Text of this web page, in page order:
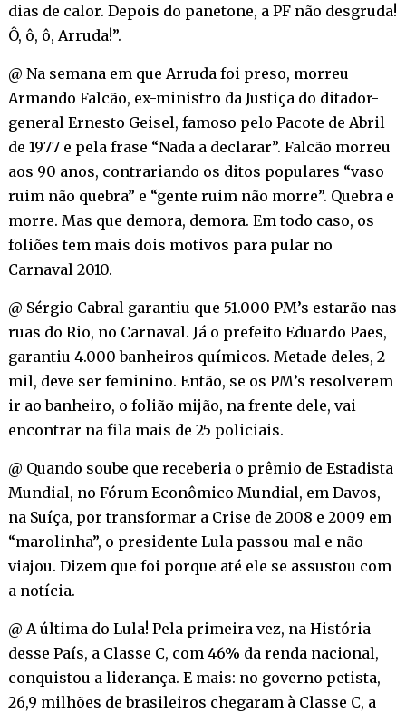
dias de calor. Depois do panetone, a PF não desgruda!
Ô, ô, ô, Arruda!”.
@ Na semana em que Arruda foi preso, morreu
Armando Falcão, ex-ministro da Justiça do ditador-
general Ernesto Geisel, famoso pelo Pacote de Abril
de 1977 e pela frase “Nada a declarar”. Falcão morreu
aos 90 anos, contrariando os ditos populares “vaso
ruim não quebra” e “gente ruim não morre”. Quebra e
morre. Mas que demora, demora. Em todo caso, os
foliões tem mais dois motivos para pular no
Carnaval 2010.
@ Sérgio Cabral garantiu que 51.000 PM’s estarão nas
ruas do Rio, no Carnaval. Já o prefeito Eduardo Paes,
garantiu 4.000 banheiros químicos. Metade deles, 2
mil, deve ser feminino. Então, se os PM’s resolverem
ir ao banheiro, o folião mijão, na frente dele, vai
encontrar na fila mais de 25 policiais.
@ Quando soube que receberia o prêmio de Estadista
Mundial, no Fórum Econômico Mundial, em Davos,
na Suíça, por transformar a Crise de 2008 e 2009 em
“marolinha”, o presidente Lula passou mal e não
viajou. Dizem que foi porque até ele se assustou com
a notícia.
@ A última do Lula! Pela primeira vez, na História
desse País, a Classe C, com 46% da renda nacional,
conquistou a liderança. E mais: no governo petista,
26,9 milhões de brasileiros chegaram à Classe C, a